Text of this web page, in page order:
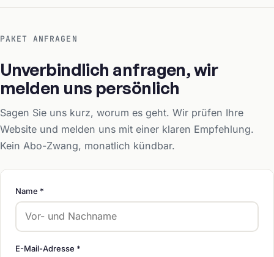
PAKET ANFRAGEN
Unverbindlich anfragen, wir
melden uns persönlich
Sagen Sie uns kurz, worum es geht. Wir prüfen Ihre
Website und melden uns mit einer klaren Empfehlung.
Kein Abo-Zwang, monatlich kündbar.
Name *
E-Mail-Adresse *